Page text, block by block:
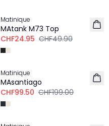
Matinique
MAtank M73 Top
CHF24.95 CHF49.90
-50%
Matinique
MAsantiago
CHF99.50 CHF199.00
-50%